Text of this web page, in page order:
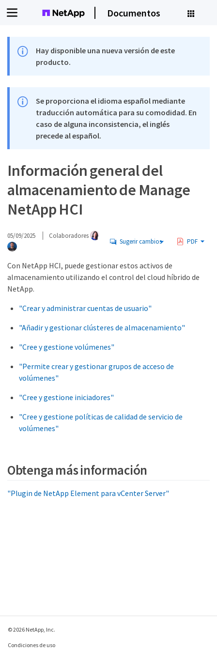
Documentos
Hay disponible una nueva versión de este
producto.
Se proporciona el idioma español mediante
traducción automática para su comodidad. En
caso de alguna inconsistencia, el inglés
precede al español.
Información general del
almacenamiento de Manage
NetApp HCI
05/09/2025 Colaboradores
Sugerir cambios PDF
Con NetApp HCI, puede gestionar estos activos de
almacenamiento utilizando el control del cloud híbrido de
NetApp.
"Crear y administrar cuentas de usuario"
"Añadir y gestionar clústeres de almacenamiento"
"Cree y gestione volúmenes"
"Permite crear y gestionar grupos de acceso de
volúmenes"
"Cree y gestione iniciadores"
"Cree y gestione políticas de calidad de servicio de
volúmenes"
Obtenga más información
"Plugin de NetApp Element para vCenter Server"
© 2026 NetApp, Inc.
Condiciones de uso